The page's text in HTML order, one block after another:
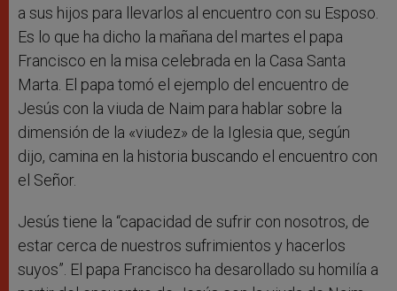
a sus hijos para llevarlos al encuentro con su Esposo.
Es lo que ha dicho la mañana del martes el papa
Francisco en la misa celebrada en la Casa Santa
Marta. El papa tomó el ejemplo del encuentro de
Jesús con la viuda de Naim para hablar sobre la
dimensión de la «viudez» de la Iglesia que, según
dijo, camina en la historia buscando el encuentro con
el Señor.
Jesús tiene la “capacidad de sufrir con nosotros, de
estar cerca de nuestros sufrimientos y hacerlos
suyos”. El papa Francisco ha desarollado su homilía a